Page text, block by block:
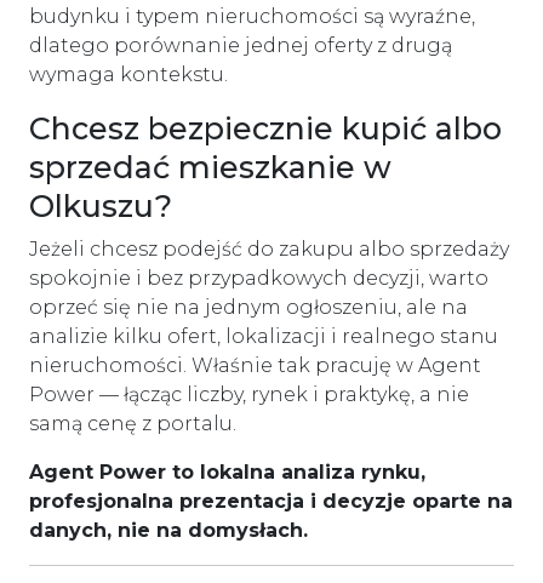
budynku i typem nieruchomości są wyraźne,
dlatego porównanie jednej oferty z drugą
wymaga kontekstu.
Chcesz bezpiecznie kupić albo
sprzedać mieszkanie w
Olkuszu?
Jeżeli chcesz podejść do zakupu albo sprzedaży
spokojnie i bez przypadkowych decyzji, warto
oprzeć się nie na jednym ogłoszeniu, ale na
analizie kilku ofert, lokalizacji i realnego stanu
nieruchomości. Właśnie tak pracuję w Agent
Power — łącząc liczby, rynek i praktykę, a nie
samą cenę z portalu.
Agent Power to lokalna analiza rynku,
profesjonalna prezentacja i decyzje oparte na
danych, nie na domysłach.